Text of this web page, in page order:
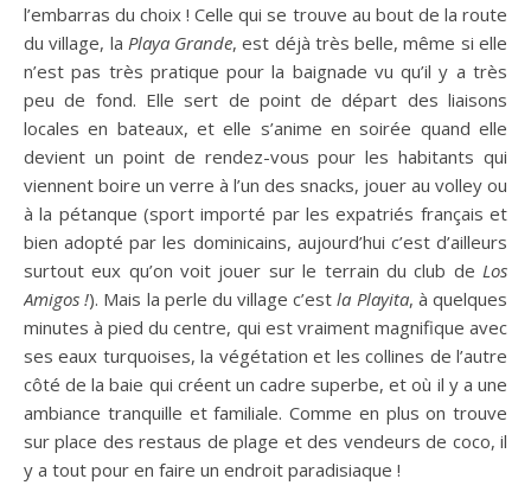
l’embarras du choix ! Celle qui se trouve au bout de la route
du village, la Playa Grande, est déjà très belle, même si elle
n’est pas très pratique pour la baignade vu qu’il y a très
peu de fond. Elle sert de point de départ des liaisons
locales en bateaux, et elle s’anime en soirée quand elle
devient un point de rendez-vous pour les habitants qui
viennent boire un verre à l’un des snacks, jouer au volley ou
à la pétanque (sport importé par les expatriés français et
bien adopté par les dominicains, aujourd’hui c’est d’ailleurs
surtout eux qu’on voit jouer sur le terrain du club de Los
Amigos !). Mais la perle du village c’estla Playita, à quelques
minutes à pied du centre, qui est vraiment magnifique avec
ses eaux turquoises, la végétation et les collines de l’autre
côté de la baie qui créent un cadre superbe, et où il y a une
ambiance tranquille et familiale. Comme en plus on trouve
sur place des restaus de plage et des vendeurs de coco, il
y a tout pour en faire un endroit paradisiaque !